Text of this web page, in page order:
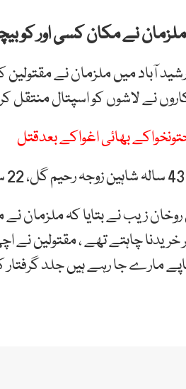
نے مکان کسی اور کو
آباد میں ملزمان نے
نے لاشوں کو اسپتال منتقل کر
بھائی اغواکے بعدقتل
زیب نے بتایا کہ ملزمان نے
چاہتے تھے ، مقتولین
مارے جا رہے ہیں جلد گرفتار